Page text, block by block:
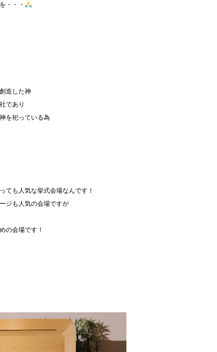
・・・
造した神
であり
を祀っている為
ても人気な挙式会場なんです！
ジも人気の会場ですが
の会場です！